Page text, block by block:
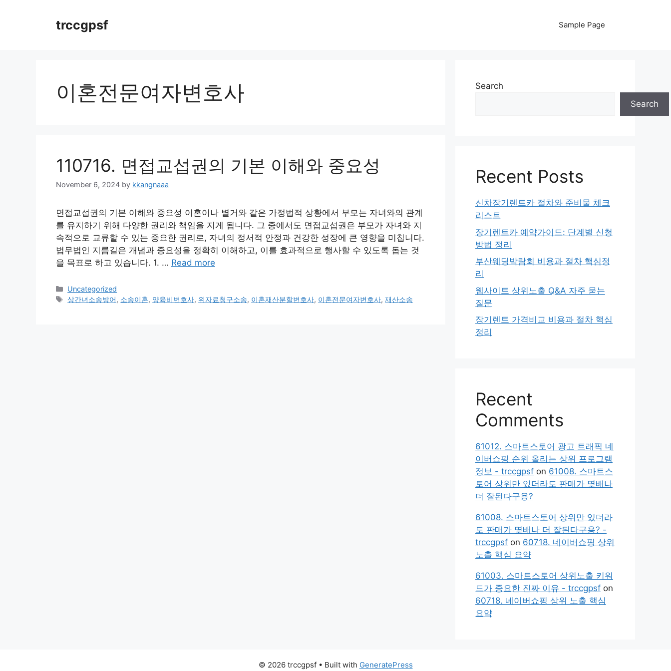
trccgpsf Sample Page
이혼전문여자변호사
110716. 면접교섭권의 기본 이해와 중요성
November 6, 2024 by kkangnaaa
면접교섭권의 기본 이해와 중요성 이혼이나 별거와 같은 가정법적 상황에서 부모는 자녀와의 관계
를 유지하기 위해 다양한 권리와 책임을 지게 됩니다. 그 중에서도 면접교섭권은 부모가 자녀와 지
속적으로 교류할 수 있는 중요한 권리로, 자녀의 정서적 안정과 건강한 성장에 큰 영향을 미칩니다.
법무법인 지름길은 개념과 중요성을 정확히 이해하고, 이를 효과적으로 행사할 수 있도록 돕는 것
을 목표로 하고 있습니다. 1. … Read more
Categories
Uncategorized
Tags
상간녀소송방어, 소송이혼, 양육비변호사, 위자료청구소송, 이혼재산분할변호사, 이혼전문여자변호사,재산소송
Search
Search
Recent Posts
신차장기렌트카 절차와 준비물 체크
리스트
장기렌트카 예약가이드: 단계별 신청
방법 정리
부산웨딩박람회 비용과 절차 핵심정
리
웹사이트 상위노출 Q&A 자주 묻는
질문
장기렌트 가격비교 비용과 절차 핵심
정리
Recent
Comments
61012. 스마트스토어 광고 트래픽 네
이버쇼핑 순위 올리는 상위 프로그램
정보 - trccgpsf on 61008. 스마트스
토어 상위만 있더라도 판매가 몇배나
더 잘된다구용?
61008. 스마트스토어 상위만 있더라
도 판매가 몇배나 더 잘된다구용? -
trccgpsf on 60718. 네이버쇼핑 상위
노출 핵심 요약
61003. 스마트스토어 상위노출 키워
드가 중요한 진짜 이유 - trccgpsf on
60718. 네이버쇼핑 상위 노출 핵심
요약
© 2026 trccgpsf• Built with GeneratePress